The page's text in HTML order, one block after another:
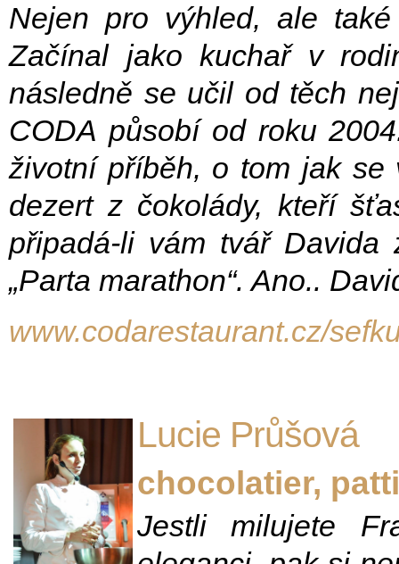
Nejen pro výhled, ale
Začínal jako kuchař v
následně se učil od těch
CODA působí od roku
životní příběh, o tom jak se
dezert z čokolády, kteří
připadá-li vám tvář Davida
„Parta marathon“. Ano..
www.codarestaurant.cz/
Lucie Průšová
chocolatier,
Jestli milujete